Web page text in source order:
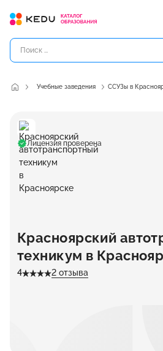
Учебные заведения ССУЗы в
Лицензия проверена
Красноярский
техникум в
4 2 отзыва